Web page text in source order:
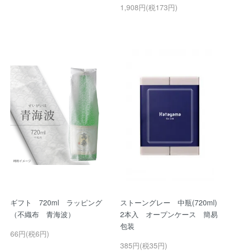
1,908円(税173円)
ギフト 720ml ラッピング
（不織布 青海波）
66円(税6円)
ストーングレー 中瓶(720ml)
2本入 オープンケース 簡易
包装
385円(税35円)